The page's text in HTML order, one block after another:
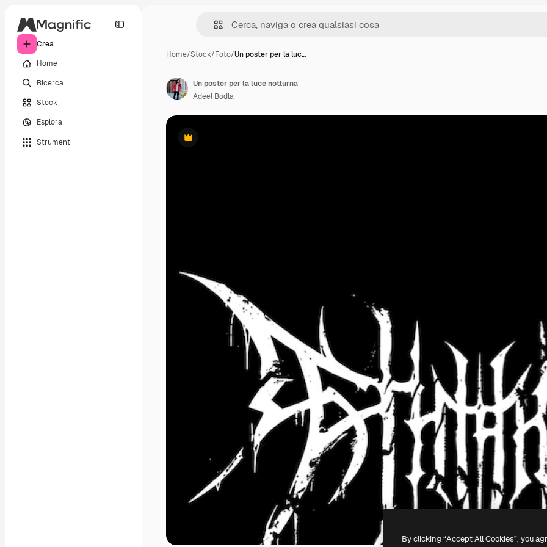
Crea
Home
Ricerca
Stock
Esplora
Strumenti
Home/Stock/Foto/Un poster per la luc…
Premium
Un poster per la luce notturna
Adeel Bodla
By clicking “Accept All Cookies”, you